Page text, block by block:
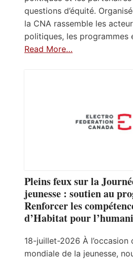
questions d’équité.
la CNA rassemble les
politiques, les programmes
Read More…
Pleins feux sur la
jeunesse : soutien au
Renforcer les
d’Habitat pour
18-juillet-2026 À
mondiale de la jeunesse,